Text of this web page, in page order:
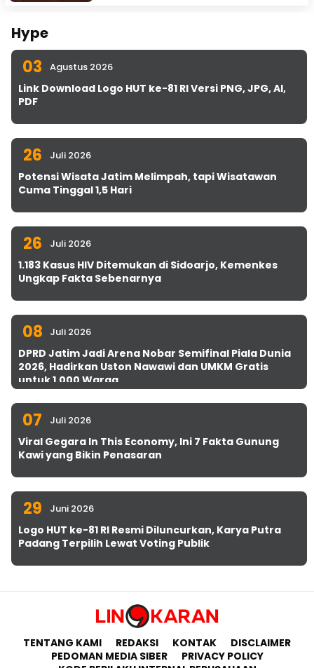
Hype
03 Agustus 2026
Link Download Logo HUT ke-81 RI Versi PNG, JPG, AI,
PDF
26 Juli 2026
Potensi Wisata Jatim Melimpah, tapi Wisatawan
Cuma Tinggal 1,5 Hari
26 Juli 2026
1.183 Kasus HIV Ditemukan di Sidoarjo, Kemenkes
Ungkap Fakta Sebenarnya
08 Juli 2026
DPRD Jatim Jadi Arena Nobar Semifinal Piala Dunia
2026, Hadirkan Uston Nawawi dan UMKM Gratis
untuk 1.000 Warga
07 Juli 2026
Viral Gegara In This Economy, Ini 7 Fakta Gunung
Kawi yang Bikin Penasaran
29 Juni 2026
Logo HUT ke-81 RI Resmi Diluncurkan, Karya Putra
Padang Terpilih Lewat Voting Publik
TENTANG KAMI REDAKSI KONTAK
DISCLAIMER
PEDOMAN MEDIA SIBER
PRIVACY POLICY